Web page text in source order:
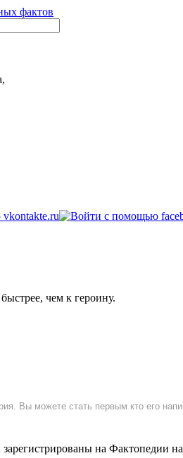
чем к героину.
Вы можете стать первым кто его
на Фактопедии